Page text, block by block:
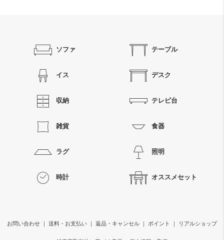
ソファ テーブル
イス デスク
収納 テレビ台
雑貨 食器
ラグ 照明
時計 オススメセット
お問い合わせ 送料・お支払い 返品・キャンセル ポイント リアルショップ